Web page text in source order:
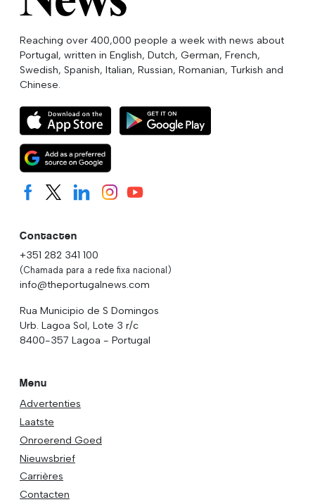
Reaching over 400,000 people a week with news about
Portugal, written in English, Dutch, German, French,
Swedish, Spanish, Italian, Russian, Romanian, Turkish and
Chinese.
Contacten
+351 282 341 100
(Chamada para a rede fixa nacional)
info@theportugalnews.com
Rua Municipio de S Domingos
Urb. Lagoa Sol, Lote 3 r/c
8400-357 Lagoa - Portugal
Menu
Advertenties
Laatste
Onroerend Goed
Nieuwsbrief
Carrières
Contacten